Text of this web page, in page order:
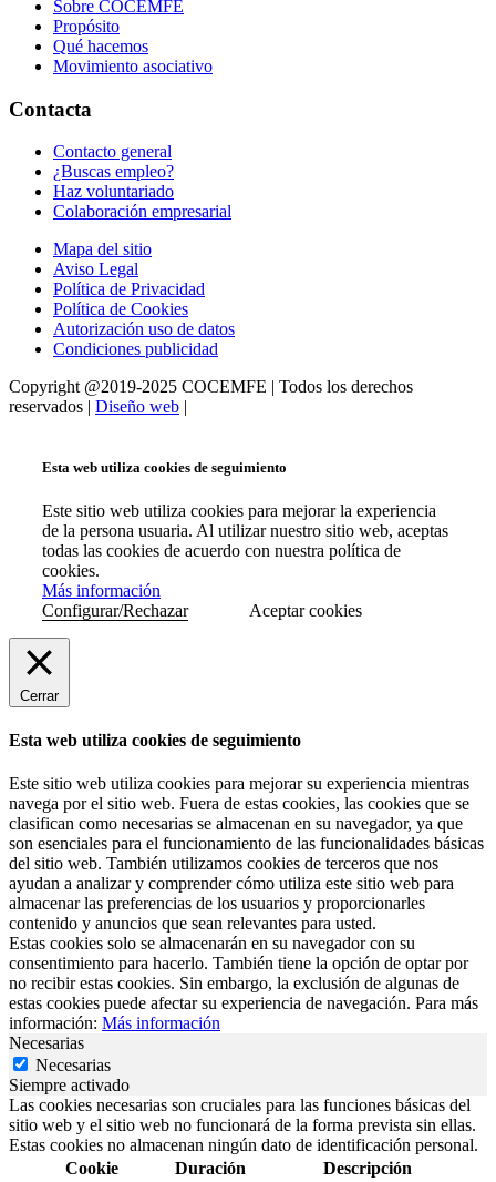
Sobre COCEMFE
Propósito
Qué hacemos
Movimiento asociativo
Contacta
Contacto general
¿Buscas empleo?
Haz voluntariado
Colaboración empresarial
Mapa del sitio
Aviso Legal
Política de Privacidad
Política de Cookies
Autorización uso de datos
Condiciones publicidad
Copyright @2019-2025 COCEMFE | Todos los derechos
reservados | Diseño web |
Esta web utiliza cookies de seguimiento
Este sitio web utiliza cookies para mejorar la experiencia
de la persona usuaria. Al utilizar nuestro sitio web, aceptas
todas las cookies de acuerdo con nuestra política de
cookies.
Más información
Configurar/Rechazar
Aceptar cookies
Cerrar
Esta web utiliza cookies de seguimiento
Este sitio web utiliza cookies para mejorar su experiencia mientras
navega por el sitio web. Fuera de estas cookies, las cookies que se
clasifican como necesarias se almacenan en su navegador, ya que
son esenciales para el funcionamiento de las funcionalidades básicas
del sitio web. También utilizamos cookies de terceros que nos
ayudan a analizar y comprender cómo utiliza este sitio web para
almacenar las preferencias de los usuarios y proporcionarles
contenido y anuncios que sean relevantes para usted.
Estas cookies solo se almacenarán en su navegador con su
consentimiento para hacerlo. También tiene la opción de optar por
no recibir estas cookies. Sin embargo, la exclusión de algunas de
estas cookies puede afectar su experiencia de navegación. Para más
información: Más información
Necesarias
Necesarias
Siempre activado
Las cookies necesarias son cruciales para las funciones básicas del
sitio web y el sitio web no funcionará de la forma prevista sin ellas.
Estas cookies no almacenan ningún dato de identificación personal.
Cookie
Duración Descripción